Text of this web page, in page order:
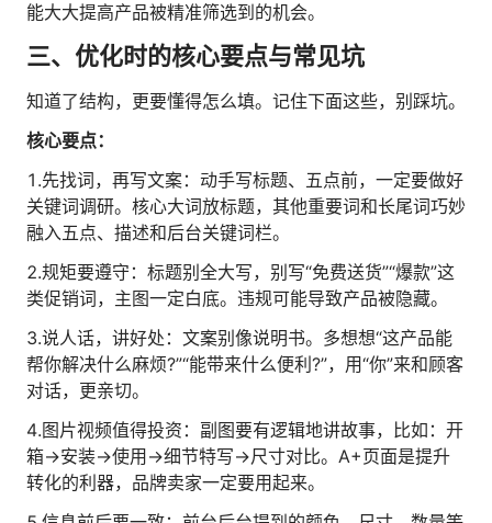
能大大提高产品被精准筛选到的机会。
三、优化时的核心要点与常见坑
知道了结构，更要懂得怎么填。记住下面这些，别踩坑。
核心要点：
1.先找词，再写文案：动手写标题、五点前，一定要做好
关键词调研。核心大词放标题，其他重要词和长尾词巧妙
融入五点、描述和后台关键词栏。
2.规矩要遵守：标题别全大写，别写“免费送货”“爆款”这
类促销词，主图一定白底。违规可能导致产品被隐藏。
3.说人话，讲好处：文案别像说明书。多想想“这产品能
帮你解决什么麻烦?”“能带来什么便利?”，用“你”来和顾客
对话，更亲切。
4.图片视频值得投资：副图要有逻辑地讲故事，比如：开
箱→安装→使用→细节特写→尺寸对比。A+页面是提升
转化的利器，品牌卖家一定要用起来。